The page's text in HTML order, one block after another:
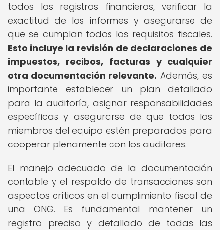
todos los registros financieros, verificar la
exactitud de los informes y asegurarse de
que se cumplan todos los requisitos fiscales.
Esto incluye la revisión de declaraciones de
impuestos, recibos, facturas y cualquier
otra documentación relevante. Además, es
importante establecer un plan detallado
para la auditoría, asignar responsabilidades
específicas y asegurarse de que todos los
miembros del equipo estén preparados para
cooperar plenamente con los auditores.
El manejo adecuado de la documentación
contable y el respaldo de transacciones son
aspectos críticos en el cumplimiento fiscal de
una ONG. Es fundamental mantener un
registro preciso y detallado de todas las